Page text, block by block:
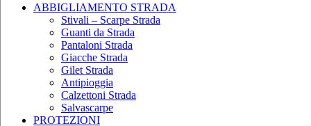
ABBIGLIAMENTO STRADA
Stivali – Scarpe Strada
Guanti da Strada
Pantaloni Strada
Giacche Strada
Gilet Strada
Antipioggia
Calzettoni Strada
Salvascarpe
PROTEZIONI